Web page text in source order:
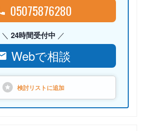
05075876280
24時間受付中
Webで相談
検討リストに追加